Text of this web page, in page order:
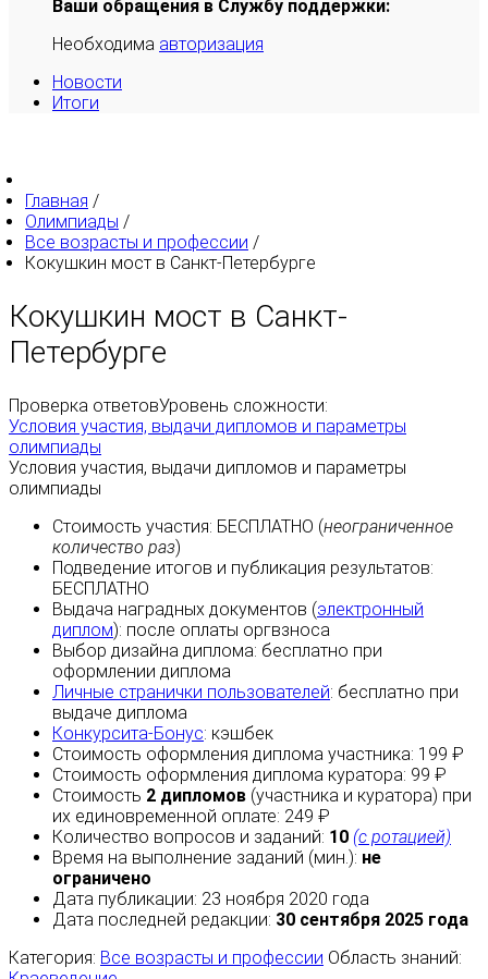
Ваши обращения в Службу поддержки:
Необходима авторизация
Новости
Итоги
Главная /
Олимпиады /
Все возрасты и профессии /
Кокушкин мост в Санкт-Петербурге
Кокушкин мост в Санкт-
Петербурге
Проверка ответовУровень сложности:
Условия участия, выдачи дипломов и параметры
олимпиады
Условия участия, выдачи дипломов и параметры
олимпиады
Стоимость участия: БЕСПЛАТНО (неограниченное
количество раз)
Подведение итогов и публикация результатов:
БЕСПЛАТНО
Выдача наградных документов (электронный
диплом): после оплаты оргвзноса
Выбор дизайна диплома: бесплатно при
оформлении диплома
Личные странички пользователей: бесплатно при
выдаче диплома
Конкурсита-Бонус: кэшбек
Стоимость оформления диплома участника: 199 ₽
Стоимость оформления диплома куратора: 99 ₽
Стоимость 2 дипломов (участника и куратора) при
их единовременной оплате: 249 ₽
Количество вопросов и заданий: 10 (с ротацией)
Время на выполнение заданий (мин.): не
ограничено
Дата публикации: 23 ноября 2020 года
Дата последней редакции: 30 сентября 2025 года
Категория: Все возрасты и профессии Область знаний: